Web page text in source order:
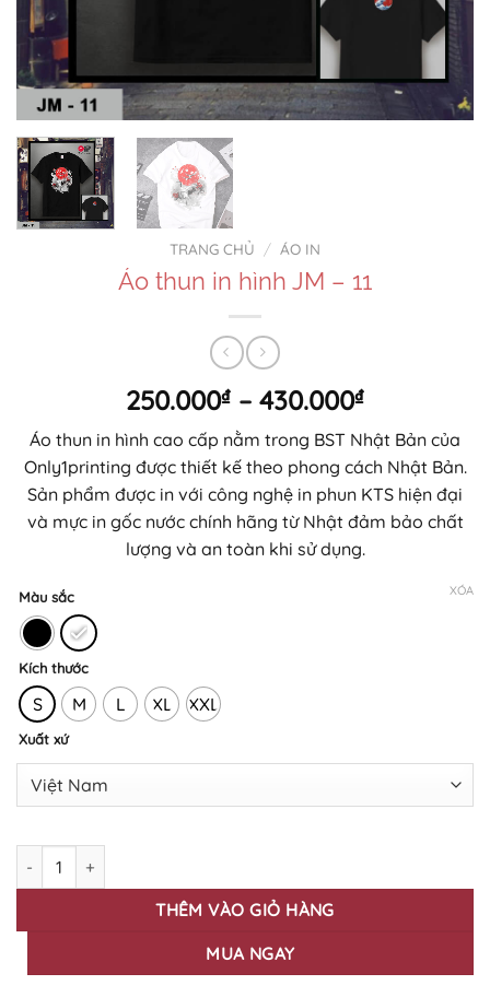
TRANG CHỦ / ÁO IN
Áo thun in hình JM – 11
250.000₫ – 430.000₫Khoảng
giá:
từ
250.000₫
đến
430.000₫
Áo thun in hình cao cấp nằm trong BST Nhật Bản của
Only1printing được thiết kế theo phong cách Nhật Bản.
Sản phẩm được in với công nghệ in phun KTS hiện đại
và mực in gốc nước chính hãng từ Nhật đảm bảo chất
lượng và an toàn khi sử dụng.
Màu sắc
Kích thước
S M L XL XXL
Xuất xứ
XÓA
Áo thun in hình JM - 11 số lượng
THÊM VÀO GIỎ HÀNG
MUA NGAY